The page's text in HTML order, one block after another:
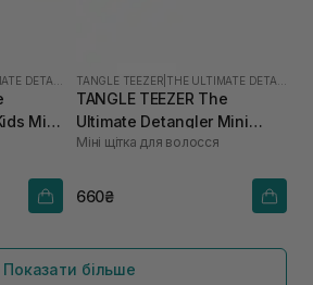
THE ULTIMATE DETANGLER MINI
Mini
TANGLE TEEZER THE ULTIMATE DETANGLER MINI
TANGLE TEEZER The
Ultimate Detangler Mini
Digital Lavender
Міні щітка для волосся
660₴
Показати більше